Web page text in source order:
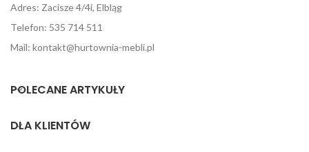
Adres: Zacisze 4/4i, Elbląg
Telefon: 535 714 511
Mail: kontakt@hurtownia-mebli.pl
POLECANE ARTYKUŁY
DLA KLIENTÓW